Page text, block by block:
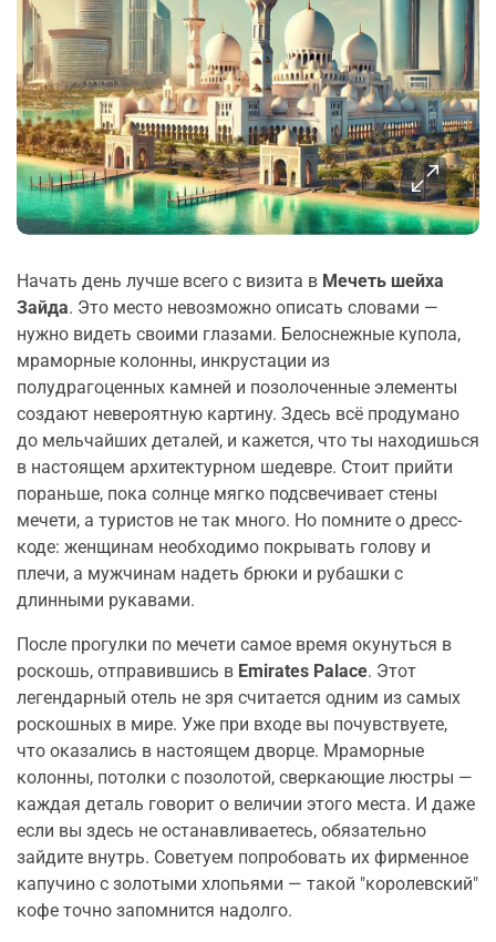
Начать день лучше всего с визита в Мечеть шейха
Зайда. Это место невозможно описать словами —
нужно видеть своими глазами. Белоснежные купола,
мраморные колонны, инкрустации из
полудрагоценных камней и позолоченные элементы
создают невероятную картину. Здесь всё продумано
до мельчайших деталей, и кажется, что ты находишься
в настоящем архитектурном шедевре. Стоит прийти
пораньше, пока солнце мягко подсвечивает стены
мечети, а туристов не так много. Но помните о дресс-
коде: женщинам необходимо покрывать голову и
плечи, а мужчинам надеть брюки и рубашки с
длинными рукавами.
После прогулки по мечети самое время окунуться в
роскошь, отправившись в Emirates Palace. Этот
легендарный отель не зря считается одним из самых
роскошных в мире. Уже при входе вы почувствуете,
что оказались в настоящем дворце. Мраморные
колонны, потолки с позолотой, сверкающие люстры —
каждая деталь говорит о величии этого места. И даже
если вы здесь не останавливаетесь, обязательно
зайдите внутрь. Советуем попробовать их фирменное
капучино с золотыми хлопьями — такой "королевский"
кофе точно запомнится надолго.